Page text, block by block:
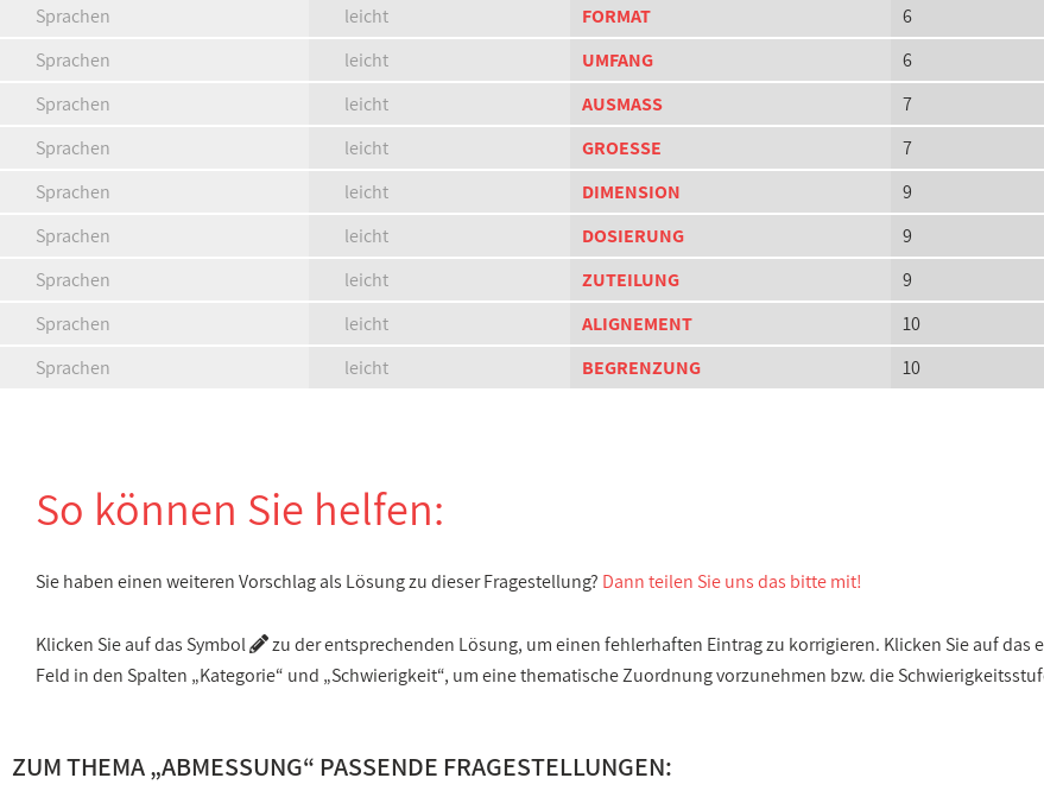
Sprachen
leicht FORMAT
6
Sprachen
leicht UMFANG
6
Sprachen
leicht AUSMASS
7
Sprachen
leicht GROESSE
7
Sprachen
leicht DIMENSION
9
Sprachen
leicht DOSIERUNG
9
Sprachen
leicht ZUTEILUNG
9
Sprachen
leicht ALIGNEMENT
10
Sprachen
leicht BEGRENZUNG 10
So können Sie helfen:
Sie haben einen weiteren Vorschlag als Lösung zu dieser Fragestellung? Dann teilen Sie uns das bitte mit!
Klicken Sie auf das Symbol
zu der entsprechenden Lösung, um einen fehlerhaften Eintrag zu korrigieren. Klicken Sie auf das
Feld in den Spalten „Kategorie“ und „Schwierigkeit“, um eine thematische Zuordnung vorzunehmen bzw. die
ZUM THEMA „ABMESSUNG“ PASSENDE FRAGESTELLUNGEN: